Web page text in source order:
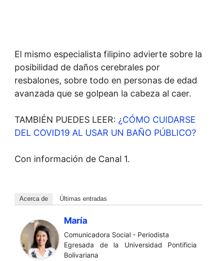
El mismo especialista filipino advierte sobre la
posibilidad de daños cerebrales por
resbalones, sobre todo en personas de edad
avanzada que se golpean la cabeza al caer.
TAMBIÉN PUEDES LEER: ¿CÓMO CUIDARSE
DEL COVID19 AL USAR UN BAÑO PÚBLICO?
Con información de Canal 1.
Acerca de Últimas entradas
María
Comunicadora Social - Periodista
Egresada de la Universidad Pontificia
Bolivariana